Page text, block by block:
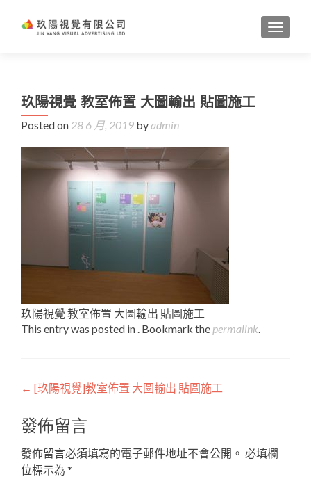
玖陽視覺 教室佈置 大圖輸出 貼圖施工
Posted on 28 6 月, 2019 byadmin
玖陽視覺 教室佈置 大圖輸出 貼圖施工
This entry was posted in . Bookmark the permalink.
Post
navigation
← [玖陽視覺]教室佈置 大圖輸出 貼圖施工
發佈留言
發佈留言必須填寫的電子郵件地址不會公開。 必填欄
位標示為 *